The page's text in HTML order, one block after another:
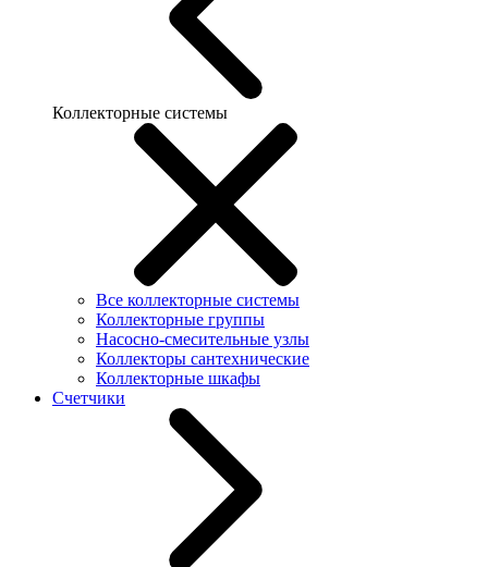
Коллекторные системы
Все коллекторные системы
Коллекторные группы
Насосно-смесительные узлы
Коллекторы сантехнические
Коллекторные шкафы
Счетчики